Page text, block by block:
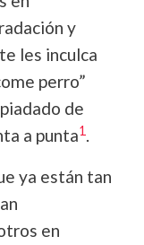
y
les inculca
perro”
de
a punta1.
ya están tan
en